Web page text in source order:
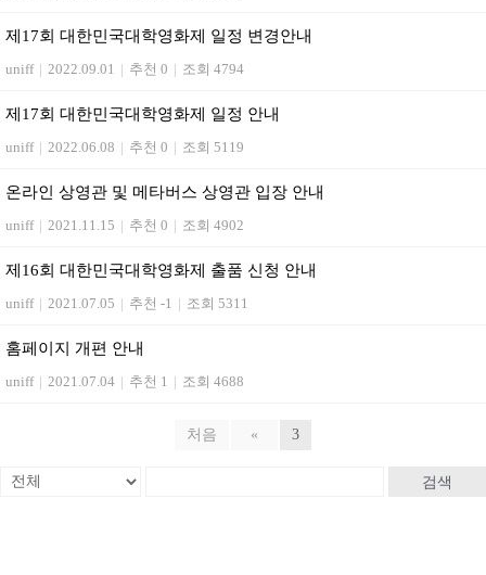
제17회 대한민국대학영화제 일정 변경안내
uniff | 2022.09.01 | 추천 0 | 조회 4794
제17회 대한민국대학영화제 일정 안내
uniff | 2022.06.08 | 추천 0 | 조회 5119
온라인 상영관 및 메타버스 상영관 입장 안내
uniff | 2021.11.15 | 추천 0 | 조회 4902
제16회 대한민국대학영화제 출품 신청 안내
uniff | 2021.07.05 | 추천 -1 | 조회 5311
홈페이지 개편 안내
uniff | 2021.07.04 | 추천 1 | 조회 4688
처음 « 3
검색